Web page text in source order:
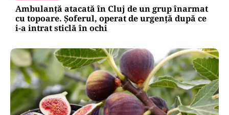
Ambulanță atacată în Cluj de un grup înarmat
cu topoare. Șoferul, operat de urgență după ce
i-a intrat sticlă în ochi